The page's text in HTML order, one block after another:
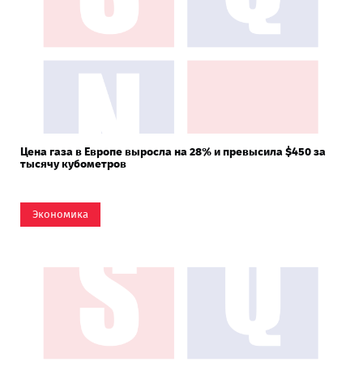
Цена газа в Европе выросла на 28% и превысила $450 за
тысячу кубометров
Экономика